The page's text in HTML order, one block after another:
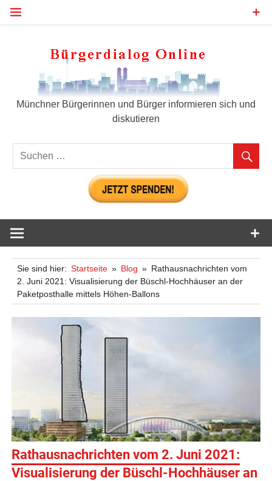
Zum
Münchner Bürgerinnen und Bürger informieren sich und
diskutieren
Sie sind hier: Startseite Blog
Rathausnachrichten vom
2. Juni 2021: Visualisierung der Büschl-Hochhäuser an der
Paketposthalle mittels Höhen-Ballons
Rathausnachrichten vom 2. Juni 2021:
Visualisierung der Büschl-Hochhäuser an